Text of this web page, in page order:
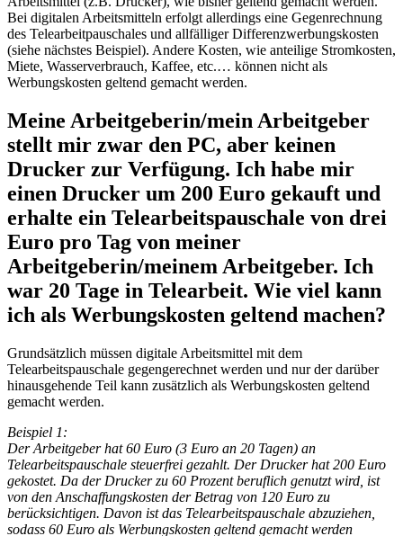
Bei digitalen Arbeitsmitteln erfolgt allerdings eine Gegenrechnung
des Telearbeitpauschales und allfälliger Differenzwerbungskosten
(siehe nächstes Beispiel). Andere Kosten, wie anteilige Stromkosten,
Miete, Wasserverbrauch, Kaffee, etc.… können nicht als
Werbungskosten geltend gemacht werden.
Meine Arbeitgeberin/mein Arbeitgeber
stellt mir zwar den PC, aber keinen
Drucker zur Verfügung. Ich habe mir
einen Drucker um 200 Euro gekauft und
erhalte ein Telearbeitspauschale von drei
Euro pro Tag von meiner
Arbeitgeberin/meinem Arbeitgeber. Ich
war 20 Tage in Telearbeit. Wie viel kann
ich als Werbungskosten geltend machen?
Grundsätzlich müssen digitale Arbeitsmittel mit dem
Telearbeitspauschale gegengerechnet werden und nur der darüber
hinausgehende Teil kann zusätzlich als Werbungskosten geltend
gemacht werden.
Beispiel 1:
Der Arbeitgeber hat 60 Euro (3 Euro an 20 Tagen) an
Telearbeitspauschale steuerfrei gezahlt. Der Drucker hat 200 Euro
gekostet. Da der Drucker zu 60 Prozent beruflich genutzt wird, ist
von den Anschaffungskosten der Betrag von 120 Euro zu
berücksichtigen. Davon ist das Telearbeitspauschale abzuziehen,
sodass 60 Euro als Werbungskosten geltend gemacht werden